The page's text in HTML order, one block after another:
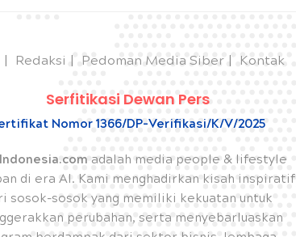
Redaksi Pedoman Media Siber Kontak
Serfitikasi Dewan Pers
Nomor 1366/DP-Verifikasi/K/V/2025
adalah media people & lifestyle
di era AI. Kami menghadirkan kisah inspiratif
sosok-sosok yang memiliki kekuatan untuk
perubahan, serta menyebarluaskan